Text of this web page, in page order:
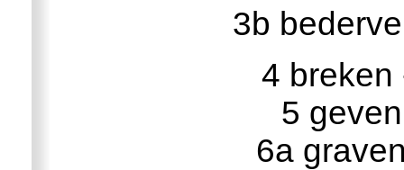
3b
4 breken
5
6a